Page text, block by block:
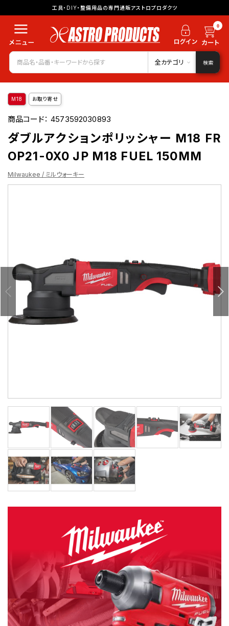
工具・DIY・整備用品の専門通販アストロプロダクツ
0
全カテゴリ 検索
M18 お取り寄せ
商品コード：4573592030893
ダブルアクションポリッシャー M18 FR
OP21-0X0 JP M18 FUEL 150MM
Milwaukee / ミルウォーキー